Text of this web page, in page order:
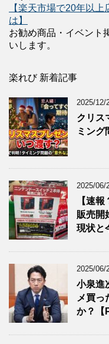
【楽天市場で20年以
は】
お勧め商品・イベント
いします。
楽れび 新着記事
2025/12/
クリス
ミング
2025/06/
【速
販売開
現状と
2025/06/
小泉進
メ買っ
か？【